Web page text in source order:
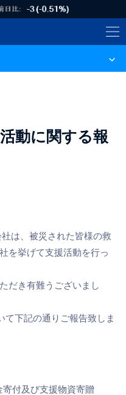
動に関する報
は、被災された皆様の救
を挙げて支援活動を行っ
だき有難うございまし
て下記の通りご報告致しま
寄付及び支援物資寄贈